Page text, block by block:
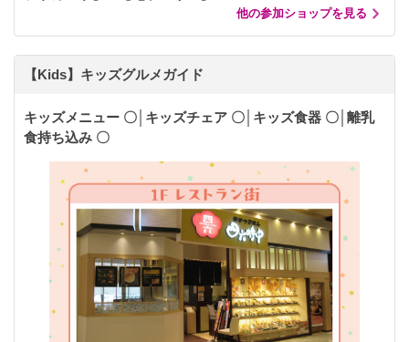
他の参加ショップを見る
【Kids】キッズグルメガイド
キッズメニュー 〇│キッズチェア 〇│キッズ食器 〇│離乳
食持ち込み 〇